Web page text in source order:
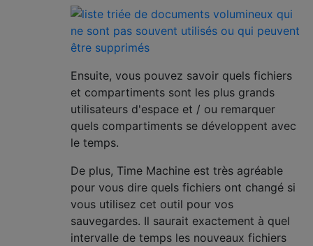
Ensuite, vous pouvez savoir quels fichiers
et compartiments sont les plus grands
utilisateurs d'espace et / ou remarquer
quels compartiments se développent avec
le temps.
De plus, Time Machine est très agréable
pour vous dire quels fichiers ont changé si
vous utilisez cet outil pour vos
sauvegardes. Il saurait exactement à quel
intervalle de temps les nouveaux fichiers